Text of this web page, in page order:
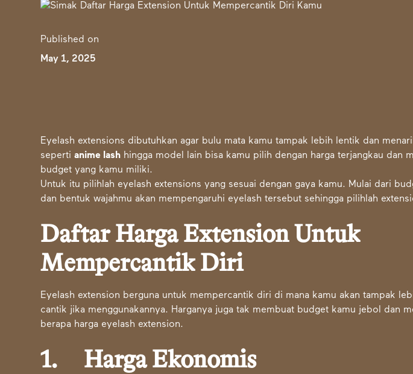
Published on
May 1, 2025
Eyelash extensions dibutuhkan agar bulu mata kamu tampak lebih lentik dan
sepertianime lash hingga model lain bisa kamu pilih dengan harga terjangkau dan
budget yang kamu miliki.
Untuk itu pilihlah eyelash extensions yang sesuai dengan gaya kamu. Mulai dari
dan bentuk wajahmu akan mempengaruhi eyelash tersebut sehingga pilihlah
Daftar Harga Extension Untuk
Mempercantik Diri
Eyelash extension berguna untuk mempercantik diri di mana kamu akan tampak
cantik jika menggunakannya. Harganya juga tak membuat budget kamu jebol dan
berapa harga eyelash extension.
1. Harga Ekonomis